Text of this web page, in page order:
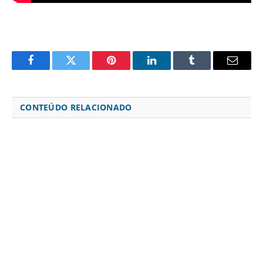
FacebookTwitter Pinterest LinkedInTumblr Email
CONTEÚDO RELACIONADO